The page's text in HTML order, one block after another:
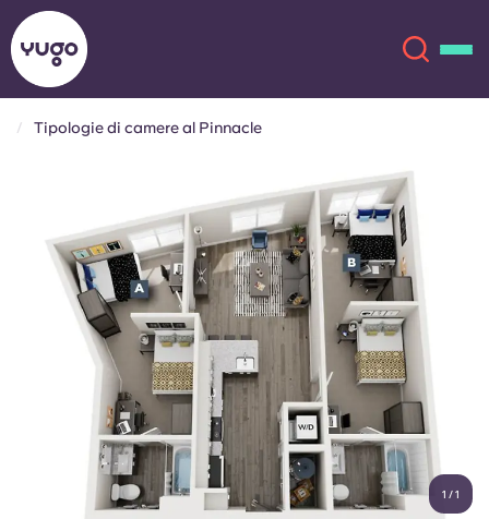
Sedi
Altro
Account Lingua
English (GB)
Seleziona un paese
English (US)
Chinese Español
Català Deutsch
Italian French
Portuguese
Tipologie di camere al Pinnacle
1 /1